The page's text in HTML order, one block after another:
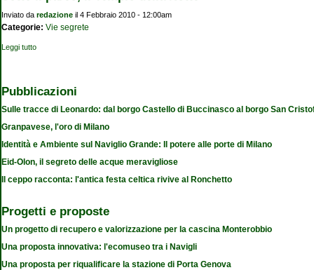
Inviato da redazione il 4 Febbraio 2010 - 12:00am
Categorie: Vie segrete
Leggi tutto
Pubblicazioni
Sulle tracce di Leonardo: dal borgo Castello di Buccinasco al borgo San
Granpavese, l'oro di Milano
Identità e Ambiente sul Naviglio Grande: Il potere alle porte di Milano
Eid-Olon, il segreto delle acque meravigliose
Il ceppo racconta: l'antica festa celtica rivive al Ronchetto
Progetti e proposte
Un progetto di recupero e valorizzazione per la cascina Monterobbio
Una proposta innovativa: l'ecomuseo tra i Navigli
Una proposta per riqualificare la stazione di Porta Genova